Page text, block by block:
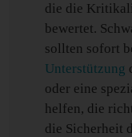
die die
bewertet.
sollten sofort
Unterstützung
oder eine
helfen, die
die Sicherheit